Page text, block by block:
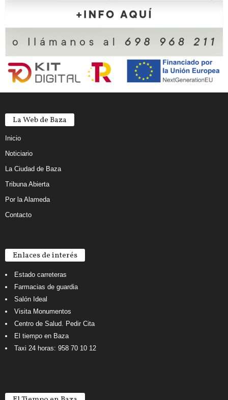
La Web de Baza
Inicio
Noticiario
La Ciudad de Baza
Tribuna Abierta
Por la Alameda
Contacto
Enlaces de interés
Estado carreteras
Farmacias de guardia
Salón Ideal
Visita Monumentos
Centro de Salud. Pedir Cita
El tiempo en Baza
Taxi 24 horas: 958 70 10 12